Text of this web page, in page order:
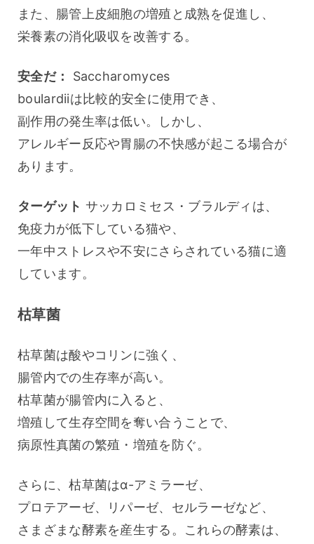
また、腸管上皮細胞の増殖と成熟を促進し、
栄養素の消化吸収を改善する。
安全だ：
Saccharomyces
boulardiiは比較的安全に使用でき、
副作用の発生率は低い。しかし、
アレルギー反応や胃腸の不快感が起こる場合が
あります。
ターゲット サッカロミセス・ブラルディは、
免疫力が低下している猫や、
一年中ストレスや不安にさらされている猫に適
しています。
枯草菌
枯草菌は酸やコリンに強く、
腸管内での生存率が高い。
枯草菌が腸管内に入ると、
増殖して生存空間を奪い合うことで、
病原性真菌の繁殖・増殖を防ぐ。
さらに、枯草菌はα-アミラーゼ、
プロテアーゼ、リパーゼ、セルラーゼなど、
さまざまな酵素を産生する。これらの酵素は、